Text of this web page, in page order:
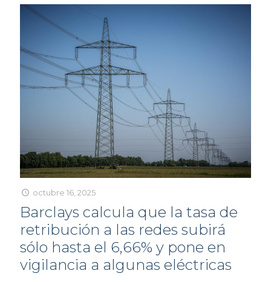
octubre 16, 2025
Barclays calcula que la tasa de
retribución a las redes subirá
sólo hasta el 6,66% y pone en
vigilancia a algunas eléctricas